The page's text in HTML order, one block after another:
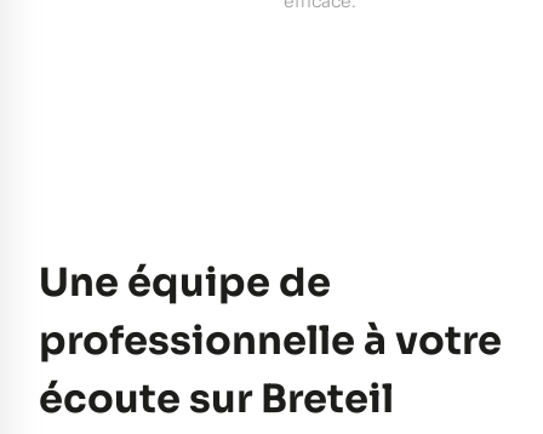
Une équipe de
professionnelle à votre
écoute sur Breteil